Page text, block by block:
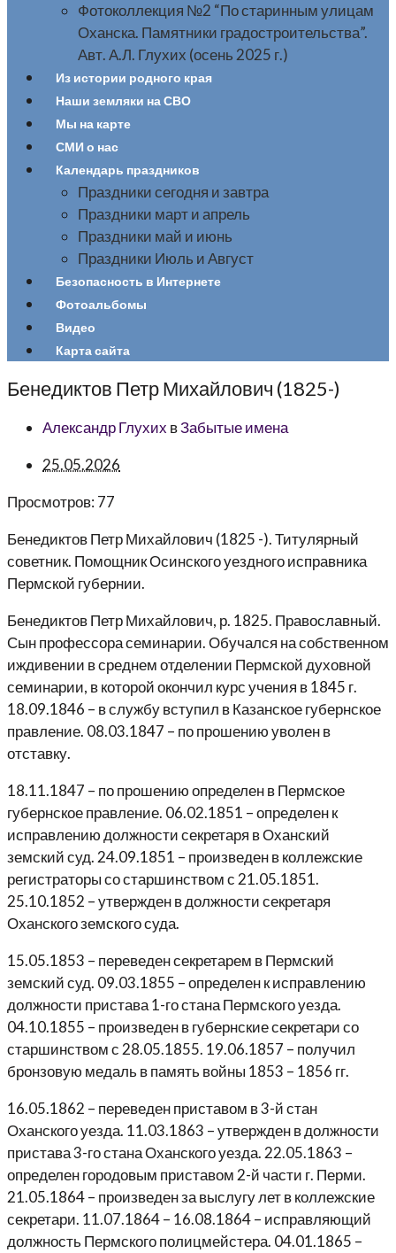
Фотоколлекция №2 “По старинным улицам
Оханска. Памятники градостроительства”.
Авт. А.Л. Глухих (осень 2025 г.)
Из истории родного края
Наши земляки на СВО
Мы на карте
СМИ о нас
Календарь праздников
Праздники сегодня и завтра
Праздники март и апрель
Праздники май и июнь
Праздники Июль и Август
Безопасность в Интернете
Фотоальбомы
Видео
Карта сайта
Бенедиктов Петр Михайлович (1825-)
Александр Глухих вЗабытые имена
25.05.2026
Просмотров: 77
Бенедиктов Петр Михайлович (1825 -). Титулярный
советник. Помощник Осинского уездного исправника
Пермской губернии.
Бенедиктов Петр Михайлович, р. 1825. Православный.
Сын профессора семинарии. Обучался на собственном
иждивении в среднем отделении Пермской духовной
семинарии, в которой окончил курс учения в 1845 г.
18.09.1846 – в службу вступил в Казанское губернское
правление. 08.03.1847 – по прошению уволен в
отставку.
18.11.1847 – по прошению определен в Пермское
губернское правление. 06.02.1851 – определен к
исправлению должности секретаря в Оханский
земский суд. 24.09.1851 – произведен в коллежские
регистраторы со старшинством с 21.05.1851.
25.10.1852 – утвержден в должности секретаря
Оханского земского суда.
15.05.1853 – переведен секретарем в Пермский
земский суд. 09.03.1855 – определен к исправлению
должности пристава 1-го стана Пермского уезда.
04.10.1855 – произведен в губернские секретари со
старшинством с 28.05.1855. 19.06.1857 – получил
бронзовую медаль в память войны 1853 – 1856 гг.
16.05.1862 – переведен приставом в 3-й стан
Оханского уезда. 11.03.1863 – утвержден в должности
пристава 3-го стана Оханского уезда. 22.05.1863 –
определен городовым приставом 2-й части г. Перми.
21.05.1864 – произведен за выслугу лет в коллежские
секретари. 11.07.1864 – 16.08.1864 – исправляющий
должность Пермского полицмейстера. 04.01.1865 –